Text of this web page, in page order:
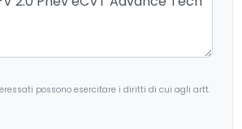
possono esercitare i diritti di cui agli artt.